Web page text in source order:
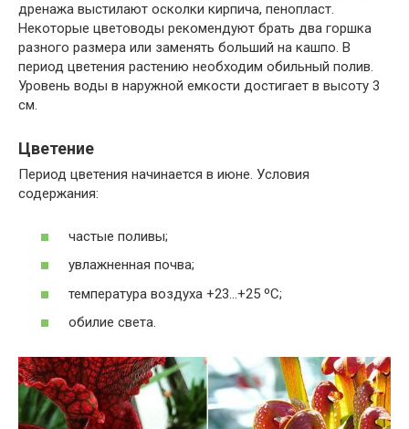
дренажа выстилают осколки кирпича, пенопласт.
Некоторые цветоводы рекомендуют брать два горшка
разного размера или заменять больший на кашпо. В
период цветения растению необходим обильный полив.
Уровень воды в наружной емкости достигает в высоту 3
см.
Цветение
Период цветения начинается в июне. Условия
содержания:
частые поливы;
увлажненная почва;
температура воздуха +23…+25 ºС;
обилие света.